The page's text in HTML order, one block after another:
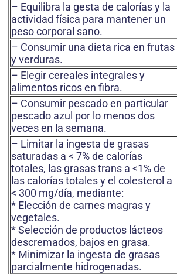
– Equilibra la gesta de calorías y la
actividad física para mantener un
peso corporal sano.
– Consumir una dieta rica en frutas
y verduras.
– Elegir cereales integrales y
alimentos ricos en fibra.
– Consumir pescado en particular
pescado azul por lo menos dos
veces en la semana.
– Limitar la ingesta de grasas
saturadas a < 7% de calorías
totales, las grasas trans a <1% de
las calorías totales y el colesterol a
< 300 mg/día, mediante:
* Elección de carnes magras y
vegetales.
* Selección de productos lácteos
descremados, bajos en grasa.
* Minimizar la ingesta de grasas
parcialmente hidrogenadas.